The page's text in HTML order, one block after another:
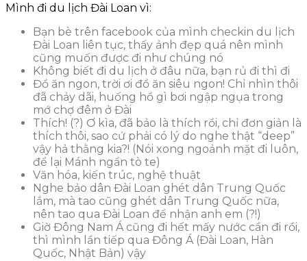
Mình đi du lịch Đài Loan vì:
Bạn bè trên facebook của mình checkin du lịch
Đài Loan liên tục, thấy ảnh đẹp quá nên mình
cũng muốn được đi như chúng nó
Không biết đi du lịch ở đâu nữa, bạn rủ đi thì đi
Đồ ăn ngon, trời ơi đồ ăn siêu ngon! Chỉ nhìn thôi
đã chảy dãi, huống hồ gì bơi ngập ngụa trong
mớ chợ đêm ở Đài
Thích! (?) Ơ kìa, đã bảo là thích rồi, chỉ đơn giản là
thích thôi, sao cứ phải có lý do nghe thật “deep”
vậy hả thằng kia?! (Nói xong ngoảnh mặt đi luôn,
để lại Mánh ngẩn tò te)
Văn hóa, kiến trúc, nghệ thuật
Nghe bảo dân Đài Loan ghét dân Trung Quốc
lắm, mà tao cũng ghét dân Trung Quốc nữa,
nên tao qua Đài Loan để nhận anh em (?!)
Giờ Đông Nam Á cũng đi hết mấy nước cần đi rồi,
thì mình lần tiếp qua Đông Á (Đài Loan, Hàn
Quốc, Nhật Bản) vậy